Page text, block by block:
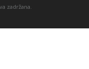
zadržana.